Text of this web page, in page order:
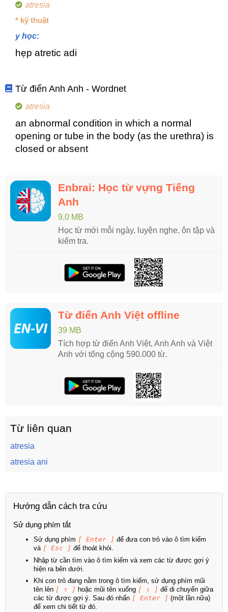
atresia
* kỹ thuật
y học:
hẹp atretic adi
Từ điển Anh Anh - Wordnet
atresia
an abnormal condition in which a normal
opening or tube in the body (as the urethra) is
closed or absent
Enbrai: Học từ vựng Tiếng
Anh
9,0 MB
Học từ mới mỗi ngày, luyện nghe, ôn tập và
kiểm tra.
Từ điển Anh Việt offline
39 MB
Tích hợp từ điển Anh Việt, Anh Anh và Việt
Anh với tổng cộng 590.000 từ.
Từ liên quan
atresia
atresia ani
Hướng dẫn cách tra cứu
Sử dụng phím tắt
Sử dụng phím [ Enter ] để đưa con trỏ vào ô tìm kiếm
và [ Esc ] để thoát khỏi.
Nhập từ cần tìm vào ô tìm kiếm và xem các từ được gợi ý
hiện ra bên dưới.
Khi con trỏ đang nằm trong ô tìm kiếm, sử dụng phím mũi
tên lên [ ↑ ] hoặc mũi tên xuống [ ↓ ] để di chuyển giữa
các từ được gợi ý. Sau đó nhấn [ Enter ] (một lần nữa)
để xem chi tiết từ đó.